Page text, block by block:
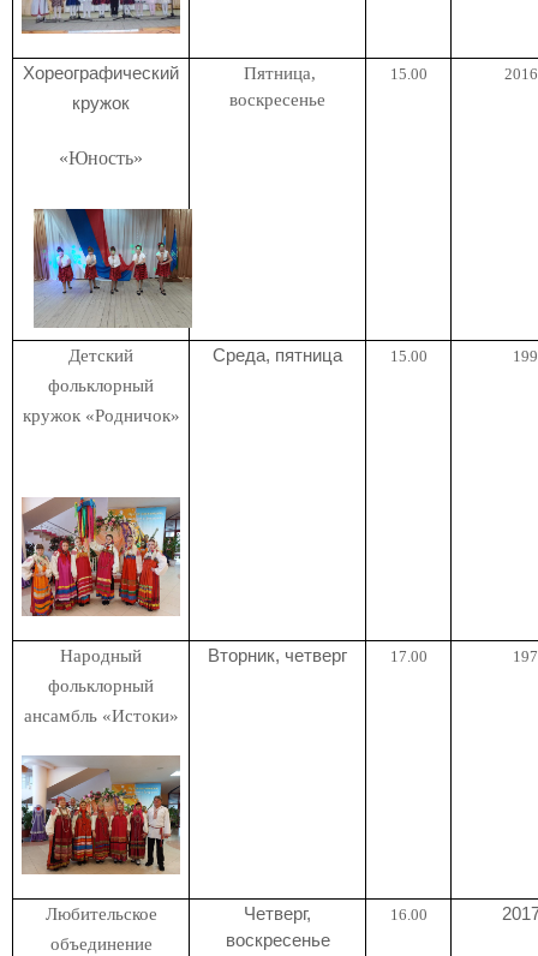
Хореографический
кружок
«Юность»
Пятница,
воскресенье
15.00 2016
Детский
фольклорный
кружок «Родничок»
Среда, пятница 15.00
Народный
фольклорный
ансамбль «Истоки»
Вторник, четверг 17.00
Любительское
объединение
Четверг,
воскресенье
16.00